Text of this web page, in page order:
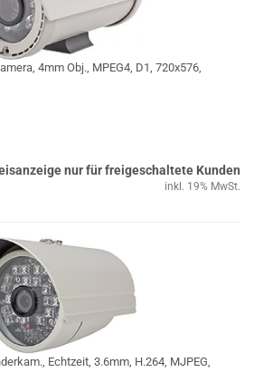
4mm Obj., MPEG4, D1, 720x576,
nur für freigeschaltete Kunden
inkl. 19% MwSt.
Echtzeit, 3.6mm, H.264, MJPEG,